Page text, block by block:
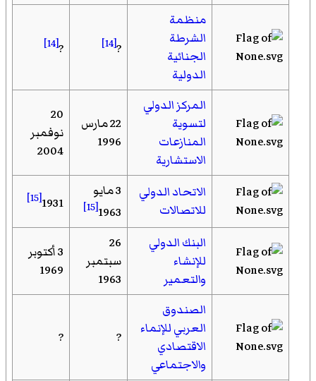
منظمة
الشرطة
الجنائية
الدولية
?
[14]
?
[14]
المركز الدولي
لتسوية
المنازعات
الاستشارية
22 مارس
1996
20
نوفمبر
2004
الاتحاد الدولي
للاتصالات
3 مايو
1963
[15]
1931
[15]
البنك الدولي
للإنشاء
والتعمير
26
سبتمبر
1963
3 أكتوبر
1969
الصندوق
العربي للإنماء
الاقتصادي
والاجتماعي
?
?